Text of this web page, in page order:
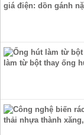
giá điện: dồn gánh
làm từ bột thay ống
thải nhựa thành